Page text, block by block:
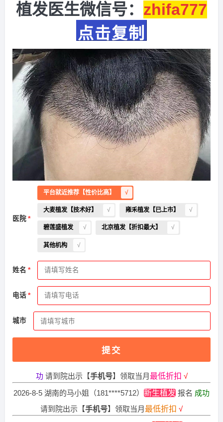
植发医生微信号： zhifa777
点击复制
医院
平台就近推荐【性价比高】
大麦植发【技术好】 雍禾植发【已上市】
碧莲盛植发 北京植发【折扣最大】
其他机构
姓名
电话
城市
提交
2026-8-7 天津的张小姐（138****0819）
请到院出示【手机号】领取当月最低折扣 √
2026-8-6 江西的田小姐（137****3922）
请到院出示【手机号】领取当月最低折扣 √
2026-8-7 天津的钟先生（157****5843）
功 请到院出示【手机号】领取当月 最低折扣
√
2026-8-5 湖南的马小姐（181****5712） 新生植发 报名 成功
请到院出示【手机号】领取当月 最低折扣
√